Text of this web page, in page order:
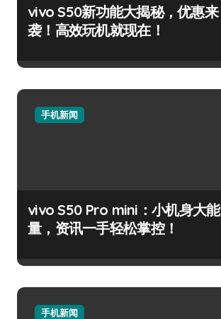
vivo S50新功能大揭秘，优惠来
袭！高效玩机就现在！
手机新闻
vivo S50 Pro mini：小机身大能
量，资讯一手轻松掌控！
手机新闻